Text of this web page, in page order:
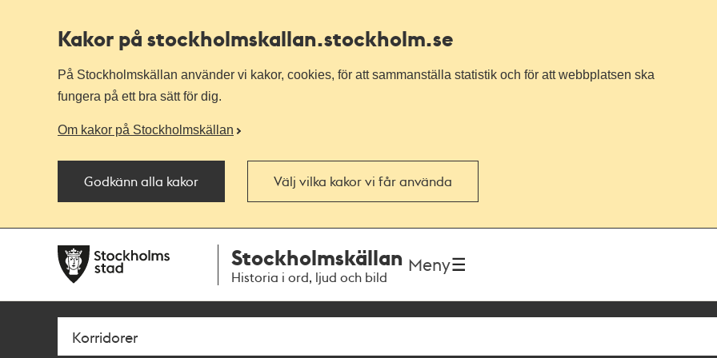
Kakor på stockholmskallan.stockholm.se
På Stockholmskällan använder vi kakor, cookies, för att sammanställa statistik och för att webbplatsen ska
fungera på ett bra sätt för dig.
Om kakor på Stockholmskällan
Godkänn alla kakor Välj vilka kakor vi får använda
navigationen
huvudinnehållet
Stockholmskällan
Historia i ord, ljud och bild
Meny
Sök